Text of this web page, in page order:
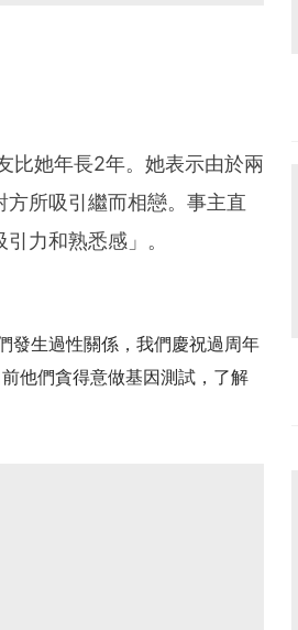
比她年長2年。她表示由於兩
所吸引繼而相戀。事主直
力和熟悉感」。
發生過性關係，我們慶祝過周年
他們貪得意做基因測試，了解